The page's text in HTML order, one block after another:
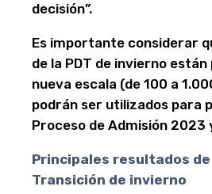
decisión”.
Es importante considerar
de la PDT de invierno están
nueva escala (de 100 a
podrán ser utilizados para
Proceso de Admisión 2023
Principales resultados de
Transición de invierno